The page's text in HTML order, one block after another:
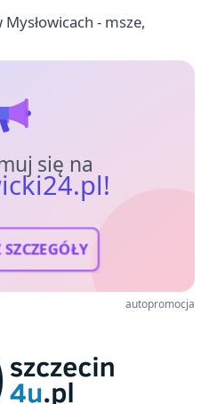
- msze,
się na
autopromocja